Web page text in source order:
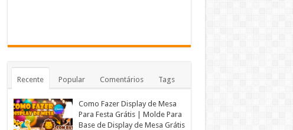
Recente Popular Comentários Tags
Como Fazer Display de Mesa
Para Festa Grátis | Molde Para
Base de Display de Mesa Grátis